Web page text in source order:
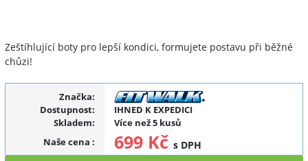
Zeštíhlující boty pro lepší kondici, formujete postavu při běžné
chůzi!
Značka:
Dostupnost:
IHNED K EXPEDICI
Skladem:
Více než 5 kusů
Naše cena : 699 Kč s DPH